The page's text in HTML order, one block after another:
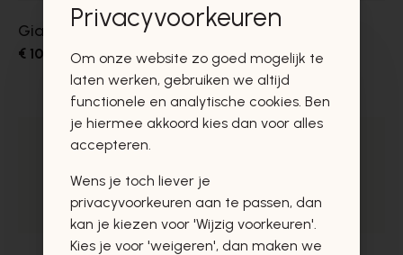
Gianni Chiarini
€ 100,00
Warmbat
HANDSCHOENEN
€ 60,00
New Arrivals
Hello Spring
Privacyvoorkeuren
Om onze website zo goed mogelijk te
laten werken, gebruiken we altijd
functionele en analytische cookies. Ben
je hiermee akkoord kies dan voor alles
accepteren.
Wens je toch liever je
privacyvoorkeuren aan te passen, dan
kan je kiezen voor 'Wijzig voorkeuren'.
Kies je voor 'weigeren', dan maken we